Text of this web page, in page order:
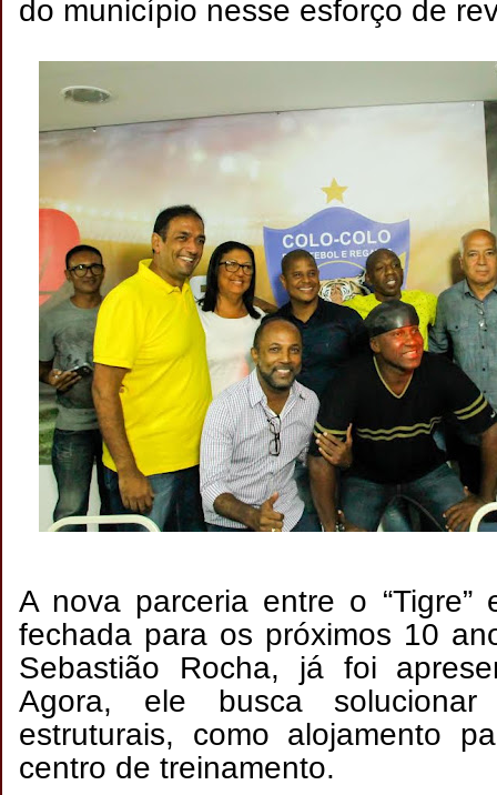
do município nesse esforço de
A nova parceria entre o
fechada para os próximos 10
Sebastião Rocha, já foi
Agora, ele busca solucionar
estruturais, como alojamento
centro de treinamento.